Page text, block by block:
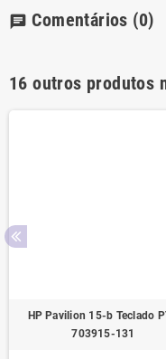
chat Comentários (0)
16 outros produtos
HP Pavilion 15-b Teclado
703915-131